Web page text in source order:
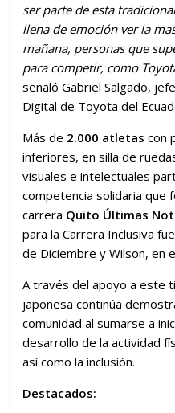
ser parte de esta
llena de emoción ver la
mañana, personas que
para competir, como
señaló Gabriel Salgado,
Digital de Toyota del
Más de 2.000 atletas con
inferiores, en silla de
visuales e intelectuales
competencia solidaria que
carrera Quito Últimas
para la Carrera Inclusiva
de Diciembre y Wilson, en
A través del apoyo a este
japonesa continúa
comunidad al sumarse a
desarrollo de la actividad
así como la inclusión.
Destacados: